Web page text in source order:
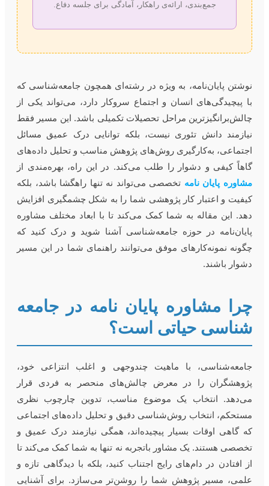
جمع‌بندی، ارائه‌ی راهکار، آمادگی برای جلسه دفاع.
پایان‌نامه، به ویژه در رشته‌ای همچون جامعه‌شناسی که
پیچیدگی‌های انسان و اجتماع سروکار دارد، می‌تواند یکی از
مراحل تحصیلات تکمیلی باشد. این مسیر فقط
دانش تئوری نیست، بلکه توانایی درک عمیق مسائل
به‌کارگیری روش‌های پژوهش مناسب و تحلیل داده‌های
کیفی و دشوار را طلب می‌کند. در این راه، بهره‌مندی از
پایان نامهتخصصی می‌تواند نه تنها راهگشا باشد، بلکه
و اعتبار کار پژوهشی شما را به شکل چشمگیری افزایش
این مقاله به شما کمک می‌کند تا با ابعاد مختلف مشاوره
در حوزه جامعه‌شناسی آشنا شوید و درک کنید که
نمونه‌کارهای موفق می‌توانند راهنمای شما در این مسیر
باشند.
مشاوره پایان نامه در جامعه
حیاتی است؟
با ماهیت چندوجهی و اغلب انتزاعی خود،
را در معرض چالش‌های منحصر به فردی قرار
انتخاب یک موضوع مناسب، تدوین چارچوب نظری
انتخاب روش‌شناسی دقیق و تحلیل داده‌های اجتماعی
گاهی اوقات بسیار پیچیده‌اند، همگی نیازمند درک عمیق و
هستند. یک مشاور باتجربه نه تنها به شما کمک می‌کند تا
افتادن در دام‌های رایج اجتناب کنید، بلکه با دیدگاهی تازه و
مسیر پژوهش شما را روشن‌تر می‌سازد. برای آشنایی